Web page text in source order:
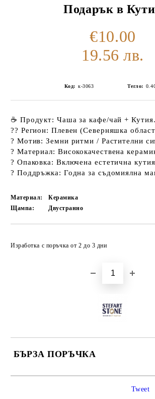
Подарък в
€10.00
19.56 лв.
Код: к-3063 Тегло:
☕ Продукт: Чаша за кафе/чай + Кутия.
?? Регион: Плевен (Северняшка
? Мотив: Земни ритми / Растителни
?️ Материал: Висококачествена
? Опаковка: Включена естетична
? Поддръжка: Годна за съдомиялна
Материал:
Керамика
Щампа:
Двустранно
Изработка с поръчка от 2 до 3 дни
БЪРЗА ПОРЪЧКА
Tweet